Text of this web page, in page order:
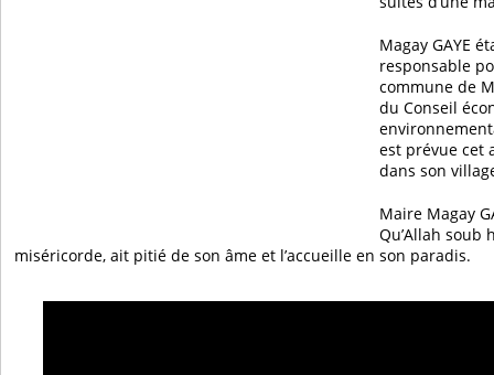
Magay GAYE
responsable
commune de
du Conseil
est prévue cet
dans son
Maire Magay
Qu’Allah soub
miséricorde, ait pitié de son âme et l’accueille en son paradis.